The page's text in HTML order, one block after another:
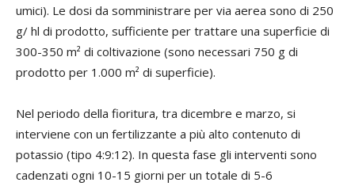
umici). Le dosi da somministrare per via aerea sono di 250
g/ hl di prodotto, sufficiente per trattare una superficie di
300-350 m² di coltivazione (sono necessari 750 g di
prodotto per 1.000 m² di superficie).
Nel periodo della fioritura, tra dicembre e marzo, si
interviene con un fertilizzante a più alto contenuto di
potassio (tipo 4:9:12). In questa fase gli interventi sono
cadenzati ogni 10-15 giorni per un totale di 5-6